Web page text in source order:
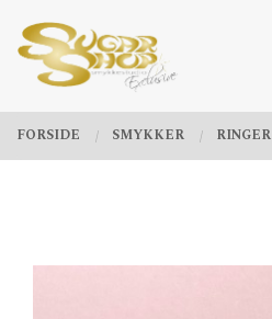
innholdet
PRODUKTER
Lukk
FORSIDE SMYKKER RINGER